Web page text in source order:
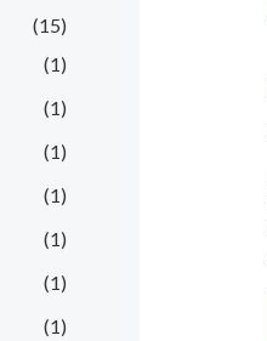
(15)
(1)
(1)
(1)
(1)
(1)
(1)
(1)